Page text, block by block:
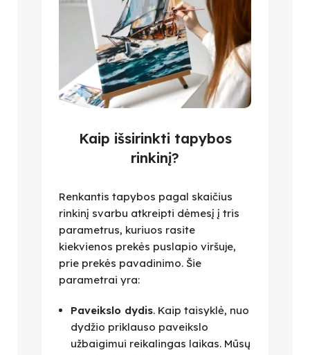
Kaip išsirinkti tapybos
rinkinį?
Renkantis tapybos pagal skaičius
rinkinį svarbu atkreipti dėmesį į tris
parametrus, kuriuos rasite
kiekvienos prekės puslapio viršuje,
prie prekės pavadinimo. Šie
parametrai yra:
Paveikslo dydis. Kaip taisyklė, nuo
dydžio priklauso paveikslo
užbaigimui reikalingas laikas. Mūsų